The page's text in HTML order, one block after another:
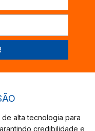
alta tecnologia para
credibilidade e